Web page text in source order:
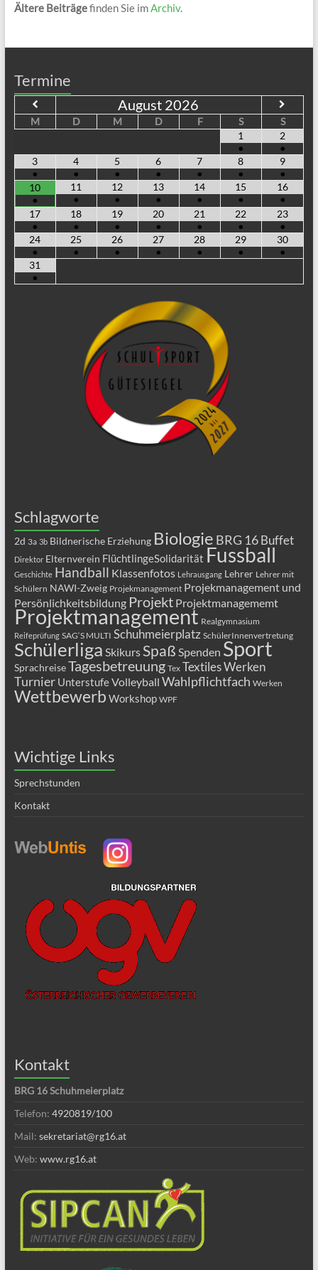
Ältere Beiträgefinden Sie imArchiv.
Termine
August 2026
M D M D F S
S
1
•
2
•
3
•
4
•
5
•
6
•
7
•
8
•
9
•
10
•
11
•
12
•
13
•
14
•
15
•
16
•
17
•
18
•
19
•
20
•
21
•
22
•
23
•
24
•
25
•
26
•
27
•
28
•
29
•
30
•
31
•
Schlagworte
2d 3a 3b Bildnerische Erziehung Biologie BRG 16 Buffet
Direktor Elternverein FlüchtlingeSolidarität Fussball
Geschichte Handball Klassenfotos Lehrausgang Lehrer Lehrer mit
Schülern NAWI-Zweig Projekmanagement Projekmanagement und
Persönlichkeitsbildung Projekt Projektmanagememt
Projektmanagement Realgymnasium
Reifeprüfung SAG‘S MULTI Schuhmeierplatz SchülerInnenvertretung
Schülerliga Skikurs Spaß Spenden Sport
Sprachreise Tagesbetreuung Tex Textiles Werken
Turnier UnterstufeVolleyball Wahlpflichtfach Werken
Wettbewerb Workshop WPF
Wichtige Links
Sprechstunden
Kontakt
Kontakt
BRG 16 Schuhmeierplatz
Telefon: 4920819/100
Mail: sekretariat@rg16.at
Web: www.rg16.at